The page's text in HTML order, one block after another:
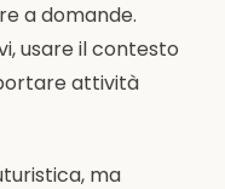
a domande.
usare il contesto
attività
ma